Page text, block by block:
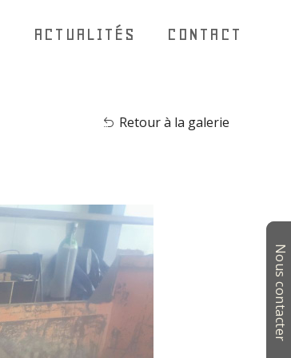
ACTUALITÉS CONTACT
Retour à la galerie
Nous contacter